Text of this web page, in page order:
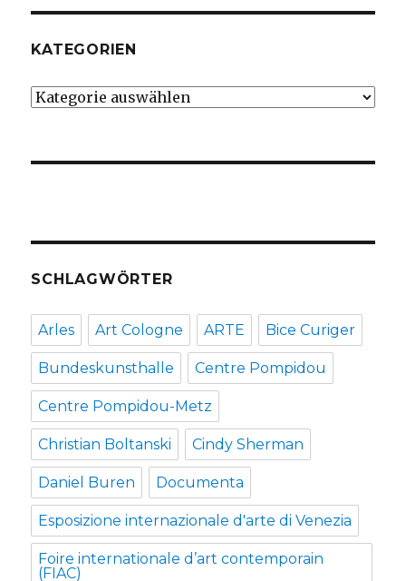
KATEGORIEN
Kategorien
SCHLAGWÖRTER
Arles Art Cologne ARTE Bice Curiger
Bundeskunsthalle Centre Pompidou
Centre Pompidou-Metz
Christian Boltanski Cindy Sherman
Daniel Buren Documenta
Esposizione internazionale d'arte di Venezia
Foire internationale d’art contemporain
(FIAC)